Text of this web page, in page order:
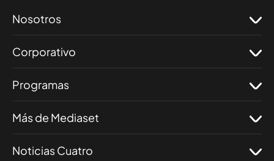
Nosotros
Corporativo
Programas
Más de Mediaset
Noticias Cuatro